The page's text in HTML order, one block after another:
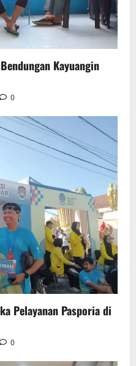
Kayuangin
0
Pelayanan Pasporia di
0